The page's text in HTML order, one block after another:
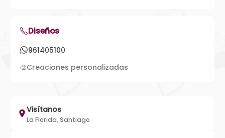
Diseños
961405100
🎨Creaciones personalizadas
Visítanos
La Florida, Santiago